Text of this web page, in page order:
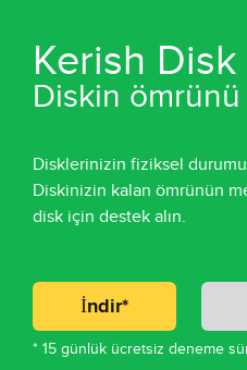
Kerish
Diskin
Disklerinizin fiziksel
Diskinizin kalan ömrünün
disk için destek alın.
İndir*
* 15 günlük ücretsiz deneme